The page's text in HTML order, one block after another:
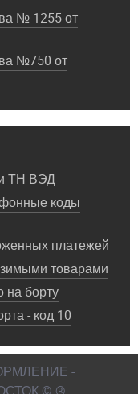
№ 1255 от
№750 от
ТН ВЭД
коды
платежей
товарами
борту
- код 10
-